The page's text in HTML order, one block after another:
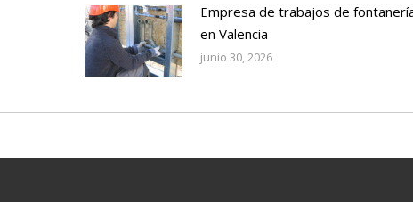
Empresa de trabajos de
en Valencia
junio 30, 2026